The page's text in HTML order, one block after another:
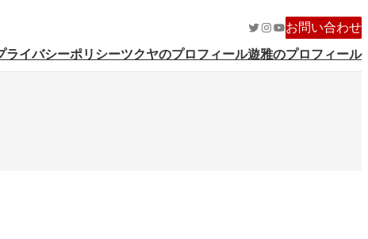
Twitter
Instagram
YouTube
お問い合わせ
ライバシーポリシーツクヤのプロフィール遊雅のプロフィール